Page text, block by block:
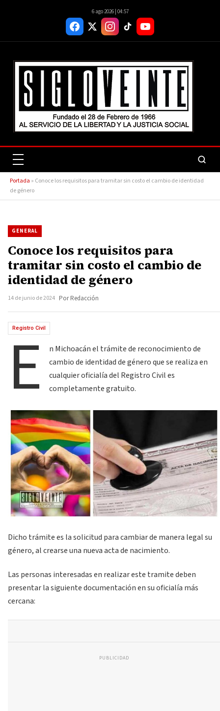
6 ago 2026 | 04:57
Portada » Conoce los requisitos para tramitar sin costo el cambio de identidad
de género
GENERAL
Conoce los requisitos para
tramitar sin costo el cambio de
identidad de género
14 de junio de 2024 Por Redacción
Registro Civil
E
n Michoacán el trámite de reconocimiento de
cambio de identidad de género que se realiza en
cualquier oficialía del Registro Civil es
completamente gratuito.
Dicho trámite es la solicitud para cambiar de manera legal su
género, al crearse una nueva acta de nacimiento.
Las personas interesadas en realizar este tramite deben
presentar la siguiente documentación en su oficialía más
cercana:
PUBLICIDAD